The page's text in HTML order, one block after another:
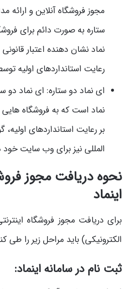
مجوز فروشگاه آنلاین و ارائه
ستاره به صورت دائم برای
نماد نشان دهنده اعتبار
رعایت استانداردهای اولیه
ای نماد دو ستاره: ای نماد دو
نماد است که به فروشگاه
بر رعایت استانداردهای
‌المللی نیز برای وب ‌سایت خود
نحوه دریافت مجوز
اینماد
برای دریافت مجوز فروشگاه
الکترونیکی) باید مراحل زیر را طی
ثبت‌ نام در سامانه اینماد: